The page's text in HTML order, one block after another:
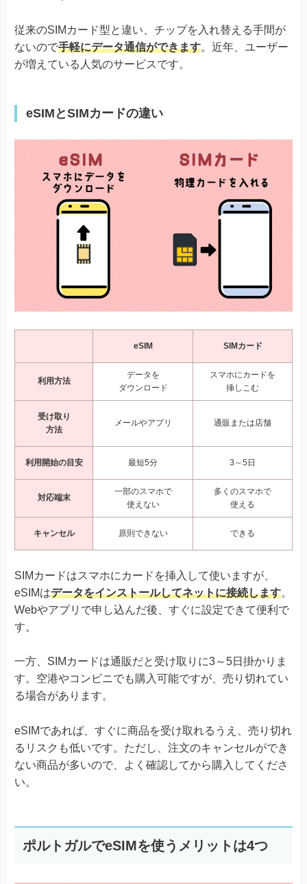
従来のSIMカード型と違い、チップを入れ替える手間が
ないので手軽にデータ通信ができます。近年、ユーザー
が増えている人気のサービスです。
eSIMとSIMカードの違い
eSIM SIMカード
利用方法
データを
ダウンロード
スマホにカードを
挿しこむ
受け取り
方法
メールやアプリ 通販または店舗
利用開始の目安 最短5分 3～5日
対応端末
一部のスマホで
使えない
多くのスマホで
使える
キャンセル 原則できない できる
SIMカードはスマホにカードを挿入して使いますが、
eSIMはデータをインストールしてネットに接続します。
Webやアプリで申し込んだ後、すぐに設定できて便利で
す。
一方、SIMカードは通販だと受け取りに3～5日掛かりま
す。空港やコンビニでも購入可能ですが、売り切れてい
る場合があります。
eSIMであれば、すぐに商品を受け取れるうえ、売り切れ
るリスクも低いです。ただし、注文のキャンセルができ
ない商品が多いので、よく確認してから購入してくださ
い。
ポルトガルでeSIMを使うメリットは4つ